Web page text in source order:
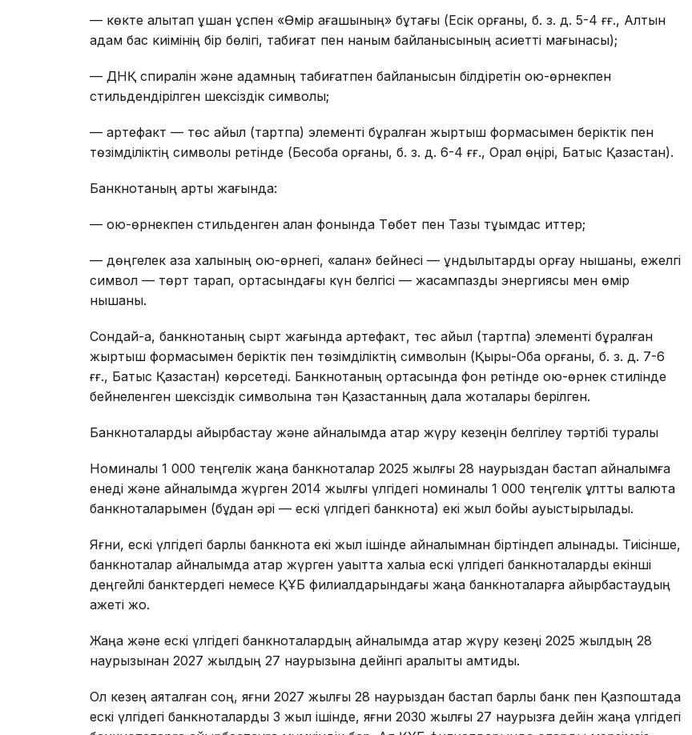
— көкте қалықтап ұшқан құспен «Өмір ағашының» бұтағы (Есік қорғаны, б. з. д. 5-4 ғғ., Алтын
адам бас киімінің бір бөлігі, табиғат пен наным байланысының қасиетті мағынасы);
— ДНҚ спиралін және адамның табиғатпен байланысын білдіретін ою-өрнекпен
стильдендірілген шексіздік символы;
— артефакт — төс айыл (тартпа) элементі бұралған жыртқыш формасымен беріктік пен
төзімділіктің символы ретінде (Бесоба қорғаны, б. з. д. 6-4 ғғ., Орал өңірі, Батыс Қазақстан).
Банкнотаның артқы жағында:
— ою-өрнекпен стильденген қалқан фонында Төбет пен Тазы тұқымдас иттер;
— дөңгелек қазақ халқының ою-өрнегі, «қалқан» бейнесі — құндылықтарды қорғау нышаны, ежелгі
символ — төрт тарап, ортасындағы күн белгісі — жасампаздық энергиясы мен өмір
нышаны.
Сондай-ақ, банкнотаның сырт жағында артефакт, төс айыл (тартпа) элементі бұралған
жыртқыш формасымен беріктік пен төзімділіктің символын (Қырық-Оба қорғаны, б. з. д. 7-6
ғғ., Батыс Қазақстан) көрсетеді. Банкнотаның ортасында фон ретінде ою-өрнек стилінде
бейнеленген шексіздік символына тән Қазақстанның дала жоталары берілген.
Банкноталарды айырбастау және айналымда қатар жүру кезеңін белгілеу тәртібі туралы
Номиналы 1 000 теңгелік жаңа банкноталар 2025 жылғы 28 наурыздан бастап айналымға
енеді және айналымда жүрген 2014 жылғы үлгідегі номиналы 1 000 теңгелік ұлттық валюта
банкноталарымен (бұдан әрі — ескі үлгідегі банкнота) екі жыл бойы ауыстырылады.
Яғни, ескі үлгідегі барлық банкнота екі жыл ішінде айналымнан біртіндеп алынады. Тиісінше,
банкноталар айналымда қатар жүрген уақытта халыққа ескі үлгідегі банкноталарды екінші
деңгейлі банктердегі немесе ҚҰБ филиалдарындағы жаңа банкноталарға айырбастаудың
қажеті жоқ.
Жаңа және ескі үлгідегі банкноталардың айналымда қатар жүру кезеңі 2025 жылдың 28
наурызынан 2027 жылдың 27 наурызына дейінгі аралықты қамтиды.
Ол кезең аяқталған соң, яғни 2027 жылғы 28 наурыздан бастап барлық банк пен Қазпоштада
ескі үлгідегі банкноталарды 3 жыл ішінде, яғни 2030 жылғы 27 наурызға дейін жаңа үлгідегі